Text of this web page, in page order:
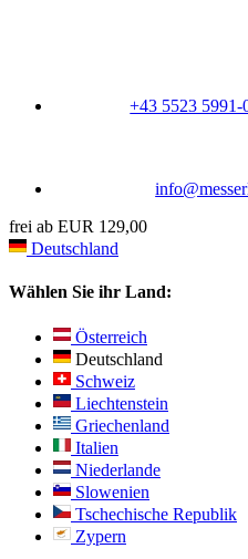
+43 5523 5991-
frei ab EUR 129,00
Deutschland
Wählen Sie ihr Land:
Österreich
Deutschland
Schweiz
Liechtenstein
Griechenland
Italien
Niederlande
Slowenien
Tschechische Republik
Zypern